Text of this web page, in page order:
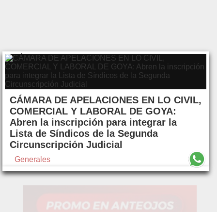
CÁMARA DE APELACIONES EN LO CIVIL,
COMERCIAL Y LABORAL DE GOYA:
Abren la inscripción para integrar la
Lista de Síndicos de la Segunda
Circunscripción Judicial
Generales